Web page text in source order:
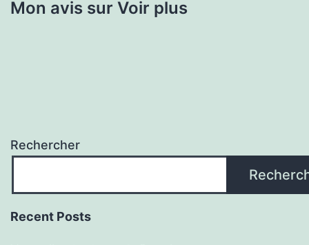
Mon avis sur Voir plus
Rechercher
Recent Posts